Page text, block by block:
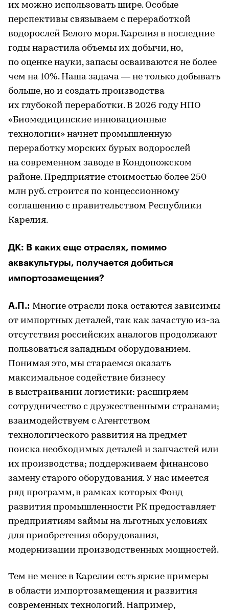
их можно использовать шире. Особые
перспективы связываем с переработкой
водорослей Белого моря. Карелия в последние
годы нарастила объемы их добычи, но,
по оценке науки, запасы осваиваются не более
чем на 10%. Наша задача — не только добывать
больше, но и создать производства
их глубокой переработки. В 2026 году НПО
«Биомедицинские инновационные
технологии» начнет промышленную
переработку морских бурых водорослей
на современном заводе в Кондопожском
районе. Предприятие стоимостью более 250
млн руб. строится по концессионному
соглашению с правительством Республики
Карелия.
ДК: В каких еще отраслях, помимо
аквакультуры, получается добиться
импортозамещения?
А.П.: Многие отрасли пока остаются зависимы
от импортных деталей, так как зачастую из-за
отсутствия российских аналогов продолжают
пользоваться западным оборудованием.
Понимая это, мы стараемся оказать
максимальное содействие бизнесу
в выстраивании логистики: расширяем
сотрудничество с дружественными странами;
взаимодействуем с Агентством
технологического развития на предмет
поиска необходимых деталей и запчастей или
их производства; поддерживаем финансово
замену старого оборудования. У нас имеется
ряд программ, в рамках которых Фонд
развития промышленности РК предоставляет
предприятиям займы на льготных условиях
для приобретения оборудования,
модернизации производственных мощностей.
Тем не менее в Карелии есть яркие примеры
в области импортозамещения и развития
современных технологий. Например,